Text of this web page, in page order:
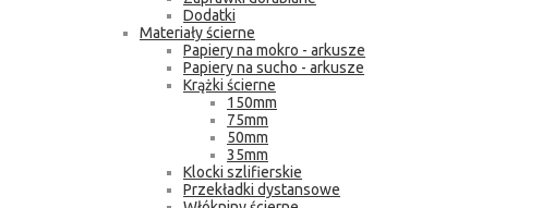
Dodatki
Materiały ścierne
Papiery na mokro - arkusze
Papiery na sucho - arkusze
Krążki ścierne
150mm
75mm
50mm
35mm
Klocki szlifierskie
Przekładki dystansowe